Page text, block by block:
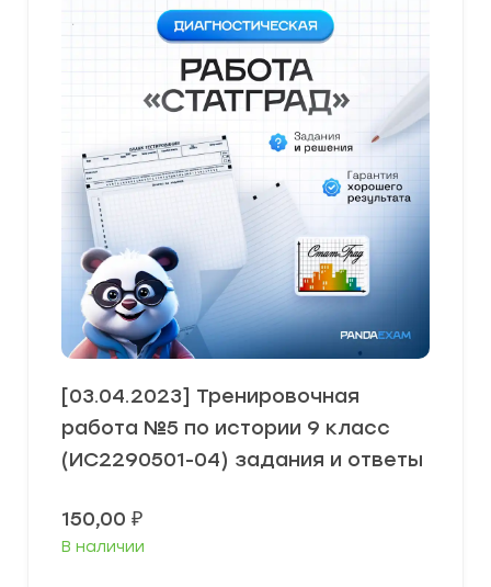
[03.04.2023] Тренировочная
работа №5 по истории 9 класс
(ИС2290501-04) задания и ответы
150,00 ₽
В наличии